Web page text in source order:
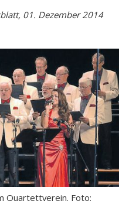
01. Dezember 2014
Quartettverein. Foto: